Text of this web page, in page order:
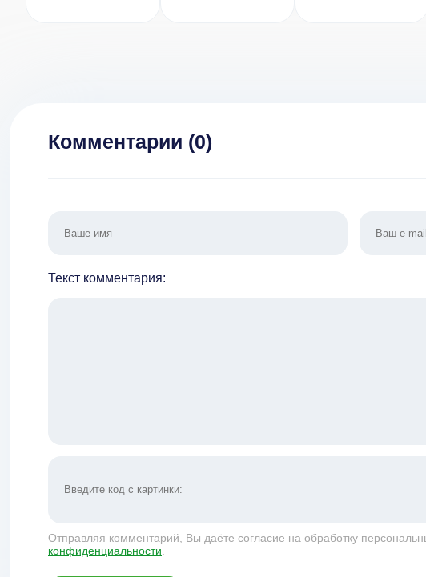
Комментарии (0)
Текст комментария:
Отправляя комментарий, Вы даёте согласие на обработку
конфиденциальности